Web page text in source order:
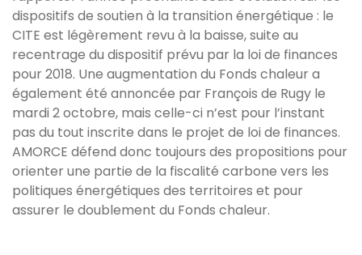
dispositifs de soutien à la transition énergétique : le
CITE est légèrement revu à la baisse, suite au
recentrage du dispositif prévu par la loi de finances
pour 2018. Une augmentation du Fonds chaleur a
également été annoncée par François de Rugy le
mardi 2 octobre, mais celle-ci n’est pour l’instant
pas du tout inscrite dans le projet de loi de finances.
AMORCE défend donc toujours des propositions pour
orienter une partie de la fiscalité carbone vers les
politiques énergétiques des territoires et pour
assurer le doublement du Fonds chaleur.